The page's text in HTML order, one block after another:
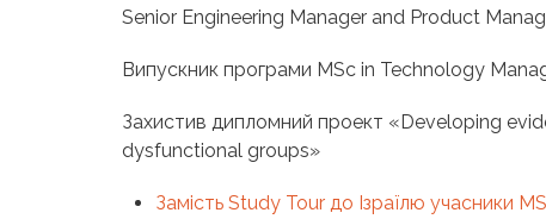
Senior Engineering Manager and Product
Випускник програми MSc in Technology
Захистив дипломний проект «Developing
dysfunctional groups»
Замість Study Tour до Ізраїлю учасники